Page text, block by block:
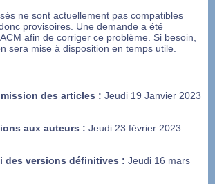
ne sont actuellement pas compatibles
provisoires. Une demande a été
afin de corriger ce problème. Si besoin,
sera mise à disposition en temps utile.
des articles : Jeudi 19 Janvier 2023
aux auteurs : Jeudi 23 février 2023
des versions définitives : Jeudi 16 mars